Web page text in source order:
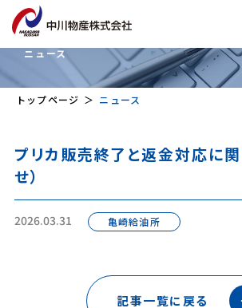
News
ニュース
トップページ ニュース
プリカ販売終了と返金対応に関
せ）
2026.03.31 亀崎給油所
記事一覧に戻る